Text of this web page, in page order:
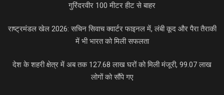
गुरिंदरवीर 100 मीटर हीट से बाहर
राष्ट्रमंडल खेल 2026: सचिन सिवाच क्वार्टर फाइनल में, लंबी कूद और पैरा तैराकी
में भी भारत को मिली सफलता
देश के शहरी क्षेत्र में अब तक 127.68 लाख घरों को मिली मंजूरी, 99.07 लाख
लोगों को सौंपे गए